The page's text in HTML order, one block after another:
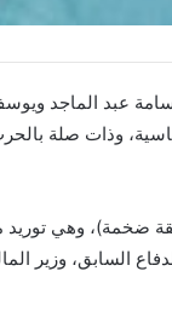
عبد الماجد
وذات صلة
ضخمة)، وهي توريد
وزير